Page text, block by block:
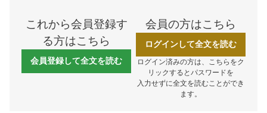
会員ページ
これから会員登録す
る方はこちら
会員登録して全文を読む
会員の方はこちら
ログインして全文を読む
ログイン済みの方は、こちらをク
リックするとパスワードを
入力せずに全文を読むことができ
ます。